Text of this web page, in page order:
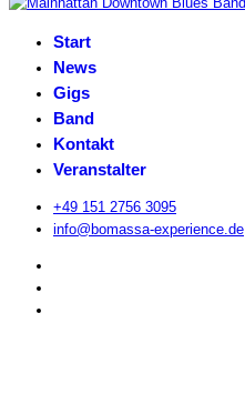
Start
News
Gigs
Band
Kontakt
Veranstalter
+49 151 2756 3095
info@bomassa-experience.de